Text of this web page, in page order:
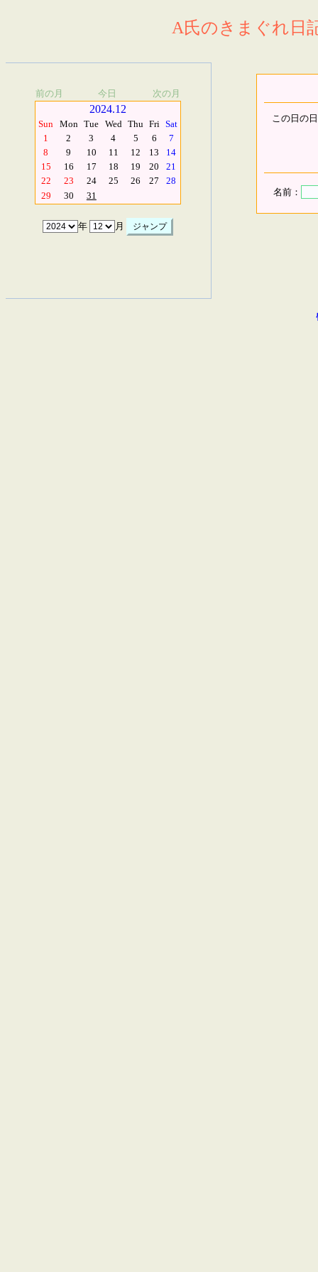
A氏のきまぐれ日
前の月 今日 次の月
2024.12
Sun Mon Tue Wed Thu Fri Sat
1
2 3 4 5 6
7
8
9 10 11 12 13
14
15
16 17 18 19 20
21
22
23 24 25 26 27
28
29
30 31
年 月
この日の
名前：